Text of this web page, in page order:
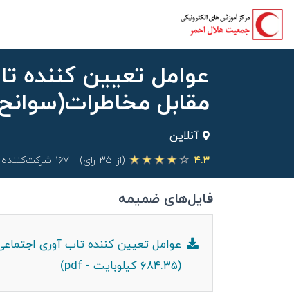
عوامل تعیین کننده
مقابل
آنلاین
۴.۳ (از ۳۵ رای) ۱۶۷ شرکت‌کننده
فایل‌های ضمیمه
عوامل تعیین کننده تاب آوری
(۶۸۴.۳۵ کیلوبایت - pdf)